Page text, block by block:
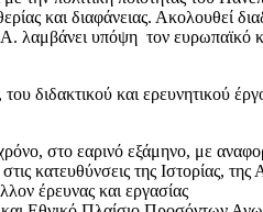
και διαφάνειας. Ακολουθεί
λαμβάνει υπόψη τον ευρωπαϊκό
διδακτικού και ερευνητικού
στο εαρινό εξάμηνο, με
κατευθύνσεις της Ιστορίας,
έρευνας και εργασίας